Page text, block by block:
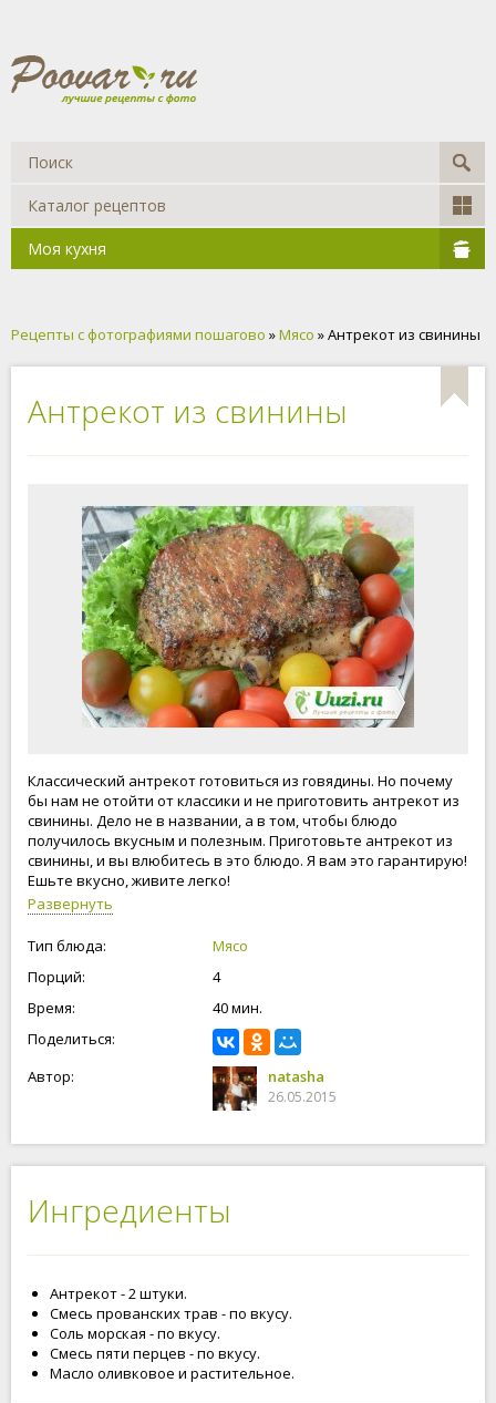
Каталог рецептов
Моя кухня
Рецепты с фотографиями пошагово »Мясо » Антрекот из свинины
Антрекот из свинины
Классический антрекот готовиться из говядины. Но почему
бы нам не отойти от классики и не приготовить антрекот из
свинины. Дело не в названии, а в том, чтобы блюдо
получилось вкусным и полезным. Приготовьте антрекот из
свинины, и вы влюбитесь в это блюдо. Я вам это гарантирую!
Ешьте вкусно, живите легко!
Развернуть
Тип блюда:
Мясо
Порций:
4
Время:
40 мин.
Поделиться:
Автор:
natasha
26.05.2015
Ингредиенты
Антрекот - 2 штуки.
Смесь прованских трав - по вкусу.
Соль морская - по вкусу.
Смесь пяти перцев - по вкусу.
Масло оливковое и растительное.